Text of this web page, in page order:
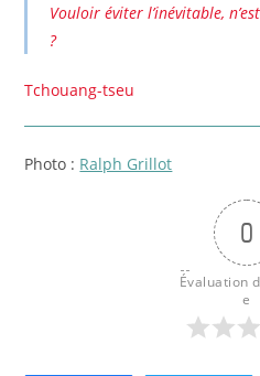
Vouloir éviter l’inévitable,
?
Tchouang-tseu
Photo : Ralph Grillot
0
Évaluation
e